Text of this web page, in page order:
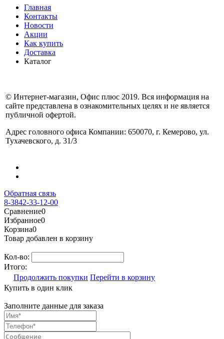
Главная
Контакты
Новости
Акции
Как купить
Доставка
Каталог
© Интернет-магазин, Офис плюс 2019. Вся информация на
сайте представлена в ознакомительных целях и не является
публичной офертой.
Адрес головного офиса Компании: 650070, г. Кемерово, ул.
Тухачевского, д. 31/3
Обратная связь
8-3842-33-12-00
Сравнение0
Избранное0
Корзина0
Товар добавлен в корзину
Кол-во:
Итого:
Продолжить покупки Перейти в корзину
Купить в один клик
Заполните данные для заказа